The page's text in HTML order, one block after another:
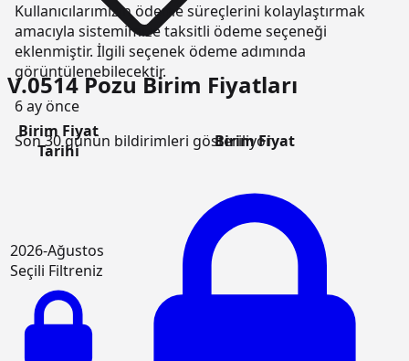
Kullanıcılarımızın ödeme süreçlerini kolaylaştırmak
amacıyla sistemimize taksitli ödeme seçeneği
eklenmiştir. İlgili seçenek ödeme adımında
görüntülenebilecektir.
6 ay önce
Son 30 günün bildirimleri gösteriliyor
V.0514 Pozu Birim Fiyatları
Birim Fiyat
Tarihi
Birim Fiyat
2026-Ağustos
Seçili Filtreniz